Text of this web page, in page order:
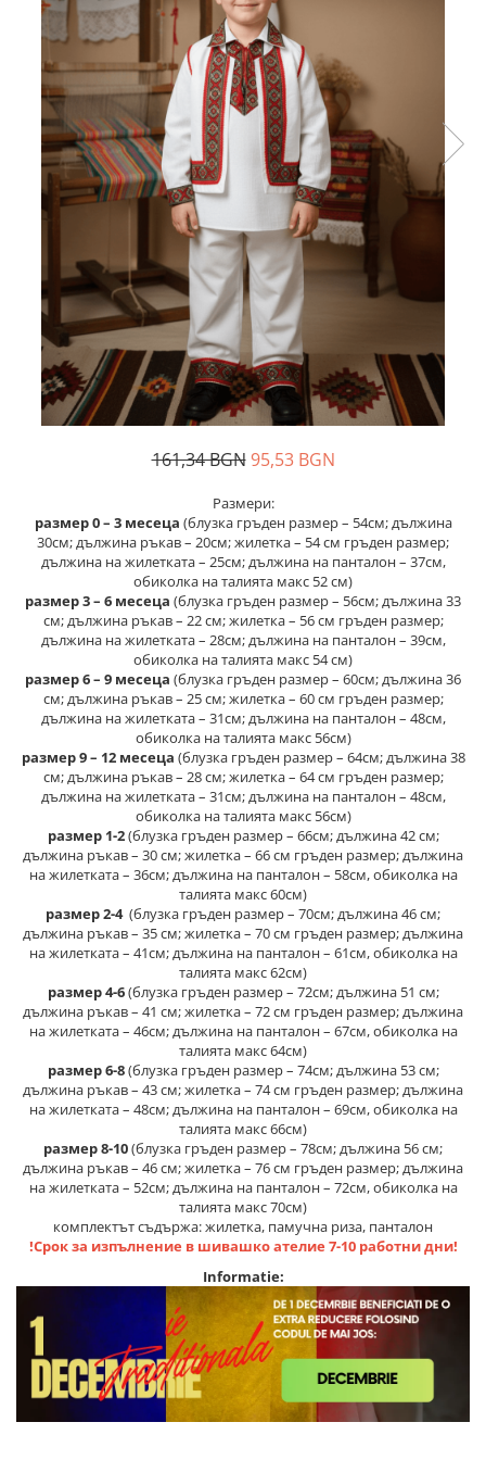
Дамски панталони
Дамски пуловери
Дамски сака
Дамски спортни комплекти
Дамски тениски
Дамски якета
Пояси за момчета
161,34 BGN 95,53 BGN
Размери:
размер 0 – 3 месеца (блузка гръден размер – 54см; дължина
30см; дължина ръкав – 20см; жилетка – 54 см гръден размер;
дължина на жилетката – 25см; дължина на панталон – 37см,
обиколка на талията макс 52 см)
размер 3 – 6 месеца (блузка гръден размер – 56см; дължина 33
см; дължина ръкав – 22 см; жилетка – 56 см гръден размер;
дължина на жилетката – 28см; дължина на панталон – 39см,
обиколка на талията макс 54 см)
размер 6 – 9 месеца (блузка гръден размер – 60см; дължина 36
см; дължина ръкав – 25 см; жилетка – 60 см гръден размер;
дължина на жилетката – 31см; дължина на панталон – 48см,
обиколка на талията макс 56см)
размер 9 – 12 месеца (блузка гръден размер – 64см; дължина 38
см; дължина ръкав – 28 см; жилетка – 64 см гръден размер;
дължина на жилетката – 31см; дължина на панталон – 48см,
обиколка на талията макс 56см)
размер 1-2(блузка гръден размер – 66см; дължина 42 см;
дължина ръкав – 30 см; жилетка – 66 см гръден размер; дължина
на жилетката – 36см; дължина на панталон – 58см, обиколка на
талията макс 60см)
размер 2-4 (блузка гръден размер – 70см; дължина 46 см;
дължина ръкав – 35 см; жилетка – 70 см гръден размер; дължина
на жилетката – 41см; дължина на панталон – 61см, обиколка на
талията макс 62см)
размер 4-6(блузка гръден размер – 72см; дължина 51 см;
дължина ръкав – 41 см; жилетка – 72 см гръден размер; дължина
на жилетката – 46см; дължина на панталон – 67см, обиколка на
талията макс 64см)
размер 6-8(блузка гръден размер – 74см; дължина 53 см;
дължина ръкав – 43 см; жилетка – 74 см гръден размер; дължина
на жилетката – 48см; дължина на панталон – 69см, обиколка на
талията макс 66см)
размер 8-10(блузка гръден размер – 78см; дължина 56 см;
дължина ръкав – 46 см; жилетка – 76 см гръден размер; дължина
на жилетката – 52см; дължина на панталон – 72см, обиколка на
талията макс 70см)
комплектът съдържа: жилетка, памучна риза, панталон
!Срок за изпълнение в шивашко ателие 7-10 работни дни!
Informatie: